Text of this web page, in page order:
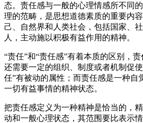
态。责任感与一般的心理情感所不同
理的范畴，是思想道德素质的重要内
己、自然界和人类社会，包括国家、
人，主动施以积极有益作用的精神。
“责任”和“责任感”有着本质的区别，
还需要一定的组织、制度或者机制促
任”有被动的属性；而责任感是一种自
一切有益事情的精神状态。
把责任感定义为一种精神是恰当的，
动和一般心理状态，其范围要比表示